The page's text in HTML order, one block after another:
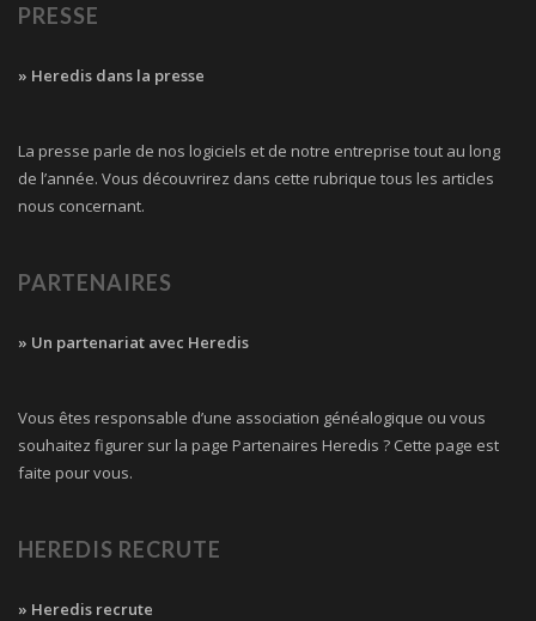
PRESSE
» Heredis dans la presse
La presse parle de nos logiciels et de notre entreprise tout au long
de l’année. Vous découvrirez dans cette rubrique tous les articles
nous concernant.
PARTENAIRES
» Un partenariat avec Heredis
Vous êtes responsable d’une association généalogique ou vous
souhaitez figurer sur la page Partenaires Heredis ? Cette page est
faite pour vous.
HEREDIS RECRUTE
» Heredis recrute